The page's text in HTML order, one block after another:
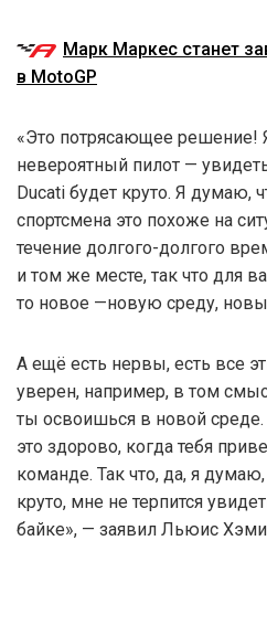
Марк Маркес станет
в MotoGP
«Это потрясающее решение!
невероятный пилот —
Ducati будет круто. Я думаю,
спортсмена это похоже на
течение долгого-долгого
и том же месте, так что для
то новое —новую среду,
А ещё есть нервы, есть все
уверен, например, в том
ты освоишься в новой
это здорово, когда тебя
команде. Так что, да, я
круто, мне не терпится
байке», — заявил Льюис